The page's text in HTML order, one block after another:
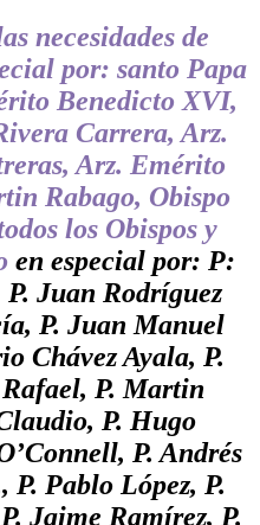
necesidades de
por: santo Papa
Benedicto XVI,
Carrera, Arz.
Arz. Emérito
Rabago, Obispo
los Obispos y
en especial por: P:
Juan Rodríguez
P. Juan Manuel
Chávez Ayala, P.
P. Martin
P. Hugo
P. Andrés
P. Pablo López, P.
Jaime Ramírez, P.